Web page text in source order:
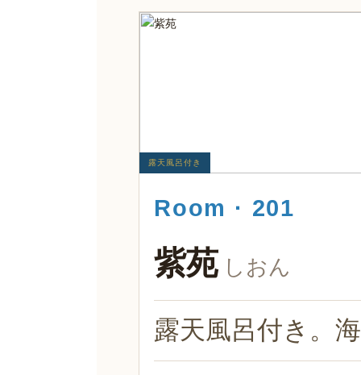
露天風呂付き
Room · 201
紫苑 しおん
露天風呂付き。